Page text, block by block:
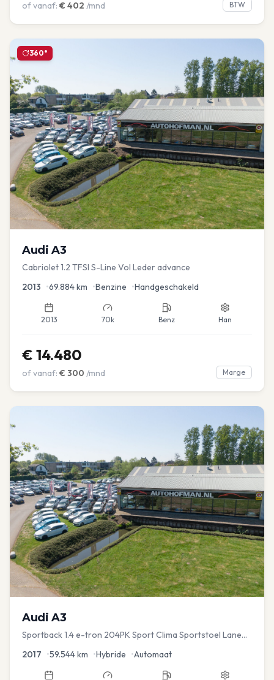
of vanaf: € 402 /mnd BTW
360°
Audi A3
Cabriolet 1.2 TFSI S-Line Vol Leder advance
2013 •69.884km •Benzine •Handgeschakeld
2013 70k Benz Han
€ 14.480
of vanaf: € 300 /mnd Marge
Audi A3
Sportback 1.4 e-tron 204PK Sport Clima Sportstoel Lane
2017 •59.544km •Hybride •Automaat